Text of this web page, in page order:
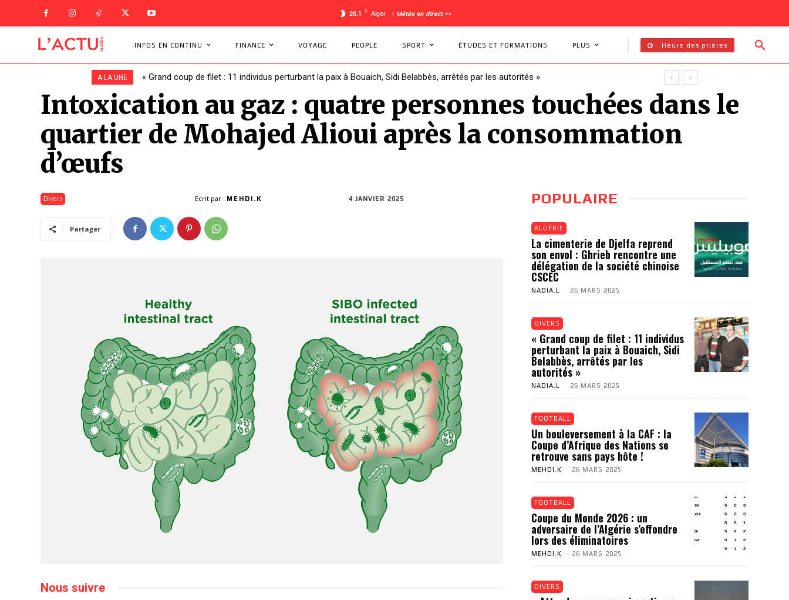
26.1 C Alger | Météo en direct >>
INFOS EN CONTINU FINANCE VOYAGE PEOPLE SPORT ÉTUDES ET FORMATIONS PLUS Heure des prières
A LA UNE « Grand coup de filet : 11 individus perturbant la paix à Bouaich, Sidi Belabbès, arrêtés par les autorités »
Intoxication au gaz : quatre personnes touchées dans le
quartier de Mohajed Alioui après la consommation
d’œufs
Divers Ecrit par : MEHDI.K 4 JANVIER 2025
Partager
Nous suivre
POPULAIRE
ALGÉRIE
La cimenterie de Djelfa reprend
son envol : Ghrieb rencontre une
délégation de la société chinoise
CSCEC
NADIA.L - 26 MARS 2025
DIVERS
« Grand coup de filet : 11 individus
perturbant la paix à Bouaich, Sidi
Belabbès, arrêtés par les
autorités »
NADIA.L - 26 MARS 2025
FOOTBALL
Un bouleversement à la CAF : la
Coupe d’Afrique des Nations se
retrouve sans pays hôte !
MEHDI.K - 26 MARS 2025
FOOTBALL
Coupe du Monde 2026 : un
adversaire de l’Algérie s’effondre
lors des éliminatoires
MEHDI.K - 26 MARS 2025
DIVERS